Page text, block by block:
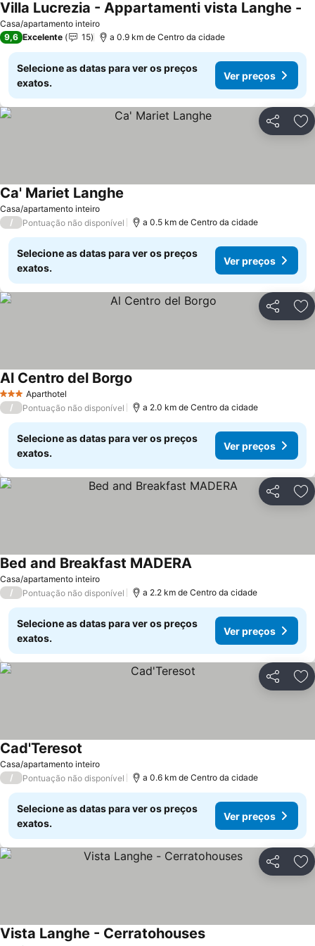
Casa/apartamento inteiro
Villa Lucrezia - Appartamenti vista Langhe -
9,6 Excelente 15 a 0.9 km de Centro da cidade
Selecione as datas para ver os preços
exatos.
Ver preços
Partilhar
Casa/apartamento inteiro
Ca' Mariet Langhe
/ Pontuação não disponível a 0.5 km de Centro da cidade
Selecione as datas para ver os preços
exatos.
Ver preços
Partilhar
3 EstrelasAparthotel
Al Centro del Borgo
/ Pontuação não disponível a 2.0 km de Centro da cidade
Selecione as datas para ver os preços
exatos.
Ver preços
Partilhar
Casa/apartamento inteiro
Bed and Breakfast MADERA
/ Pontuação não disponível a 2.2 km de Centro da cidade
Selecione as datas para ver os preços
exatos.
Ver preços
Partilhar
Casa/apartamento inteiro
Cad'Teresot
/ Pontuação não disponível a 0.6 km de Centro da cidade
Selecione as datas para ver os preços
exatos.
Ver preços
Partilhar
Vista Langhe - Cerratohouses